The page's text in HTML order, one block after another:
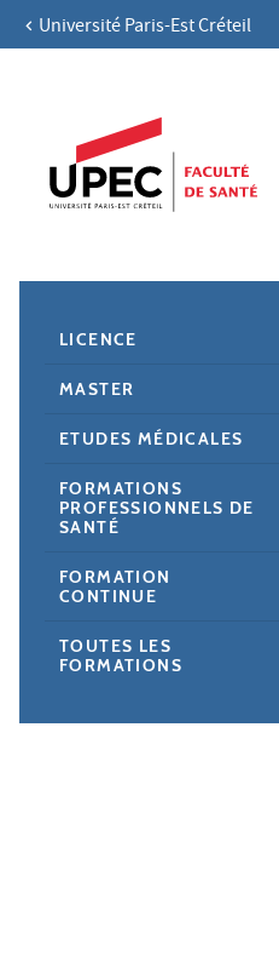
Aller au contenu
Navigation secondaire
Université Paris-Est Créteil
LICENCE
MASTER
ETUDES MÉDICALES
FORMATIONS
PROFESSIONNELS DE
SANTÉ
FORMATION
CONTINUE
TOUTES LES
FORMATIONS